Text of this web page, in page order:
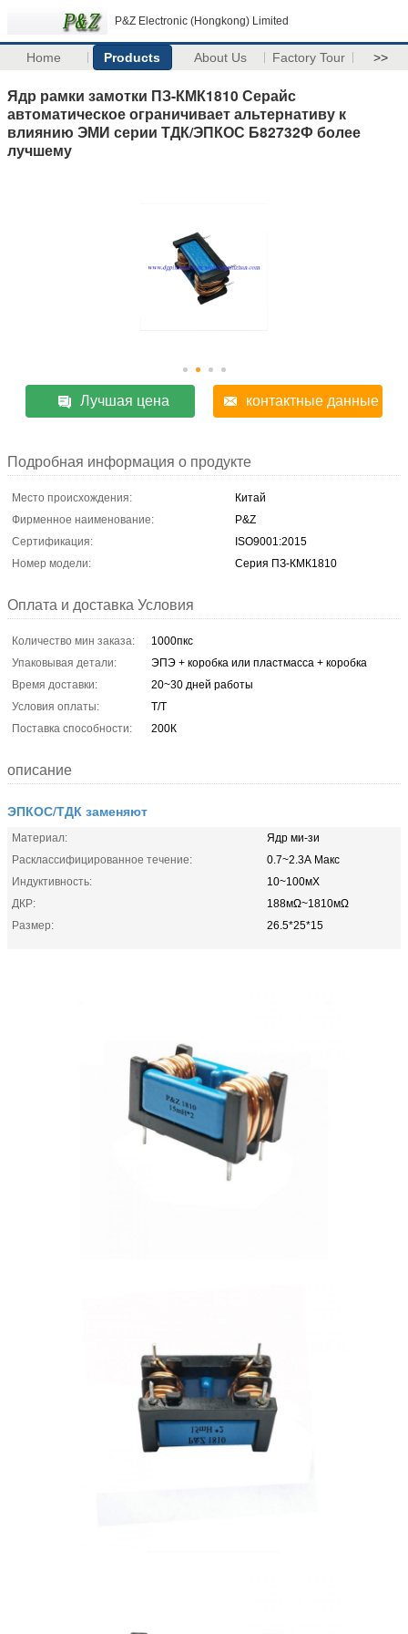
P&Z Electronic (Hongkong) Limited
Home Products About Us Factory Tour >>
Ядр рамки замотки ПЗ-КМК1810 Серайс
автоматическое ограничивает альтернативу к
влиянию ЭМИ серии ТДК/ЭПКОС Б82732Ф более
лучшему
Лучшая цена контактные данные
Подробная информация о продукте
Место происхождения:
Китай
Фирменное наименование:
P&Z
Сертификация:
ISO9001:2015
Номер модели:
Серия ПЗ-КМК1810
Оплата и доставка Условия
Количество мин заказа:
1000пкс
Упаковывая детали:
ЭПЭ + коробка или пластмасса + коробка
Время доставки:
20~30 дней работы
Условия оплаты:
Т/Т
Поставка способности:
200К
описание
ЭПКОС/ТДК заменяют
Материал:
Ядр ми-зи
Расклассифицированное течение:
0.7~2.3А Макс
Индуктивность:
10~100мХ
ДКР:
188мΩ~1810мΩ
Размер:
26.5*25*15